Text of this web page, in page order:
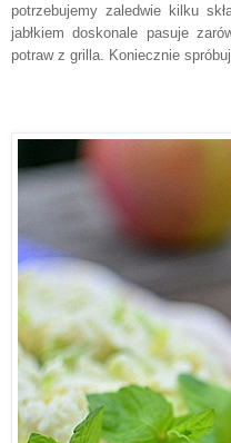
potrzebujemy zaledwie kilku
jabłkiem doskonale pasuje
potraw z grilla. Koniecznie